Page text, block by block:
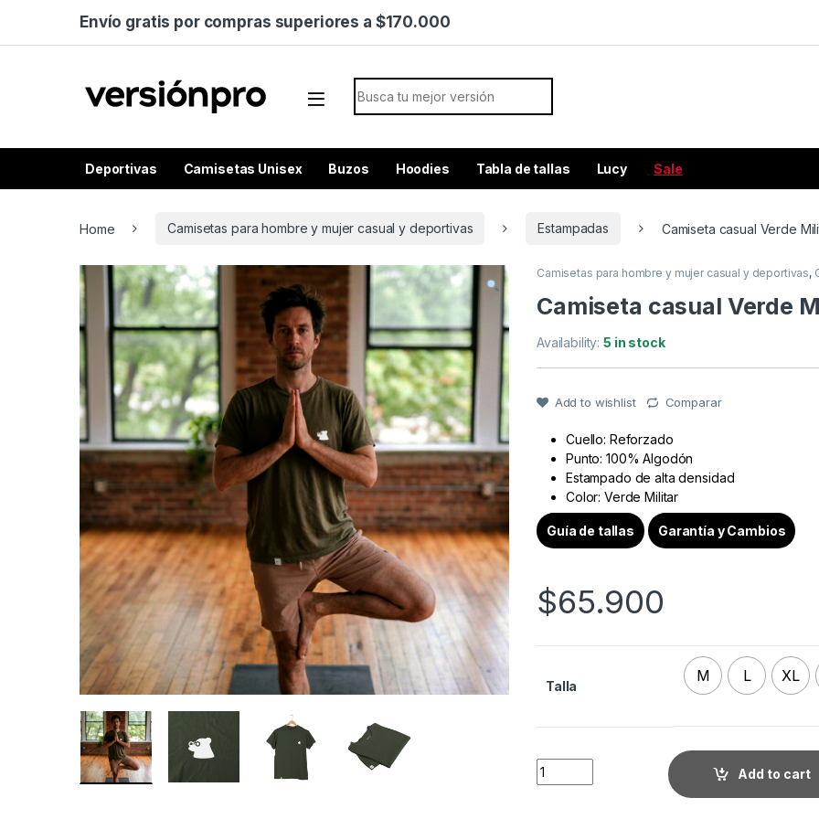
Envío gratis por compras superiores a $170.000
Search for:
Deportivas Camisetas Unisex Buzos Hoodies Tabla de tallas Lucy Sale
Home Camisetas para hombre y mujer casual y deportivas Estampadas Camiseta casual Verde
Camisetas para hombre y mujer casual y deportivas,
Camiseta casual Verde
Availability:5 in stock
Add to wishlist Comparar
Cuello: Reforzado
Punto: 100% Algodón
Estampado de alta densidad
Color: Verde Militar
Guía de tallas Garantía y Cambios
$65.900
Talla
M L XL
Quantity
Add to cart